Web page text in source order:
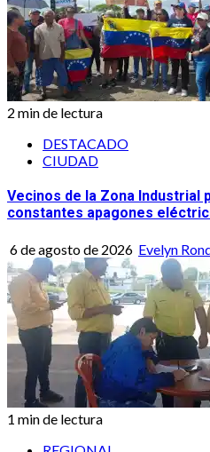
2 min de lectura
DESTACADO
CIUDAD
Vecinos de la Zona Industrial
constantes apagones
6 de agosto de 2026 Evelyn
1 min de lectura